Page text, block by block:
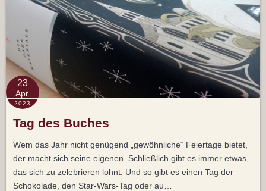
23
Apr.
2023
Tag des Buches
Wem das Jahr nicht genügend „gewöhnliche“ Feiertage bietet,
der macht sich seine eigenen. Schließlich gibt es immer etwas,
das sich zu zelebrieren lohnt. Und so gibt es einen Tag der
Schokolade, den Star-Wars-Tag oder au…